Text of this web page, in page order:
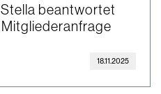
beantwortet
18.11.2025